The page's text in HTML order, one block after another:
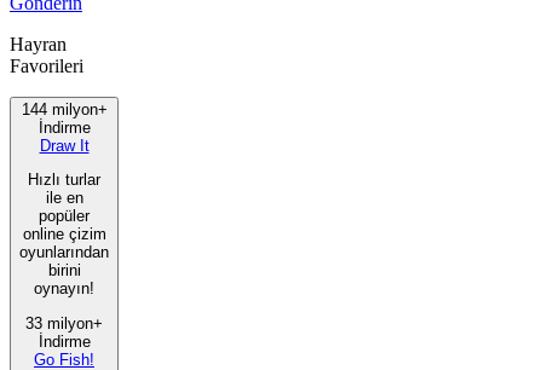
Hayran
Favorileri
144 milyon+
İndirme
Draw It
Hızlı turlar
ile en
popüler
online çizim
oyunlarından
birini
oynayın!
33 milyon+
İndirme
Go Fish!